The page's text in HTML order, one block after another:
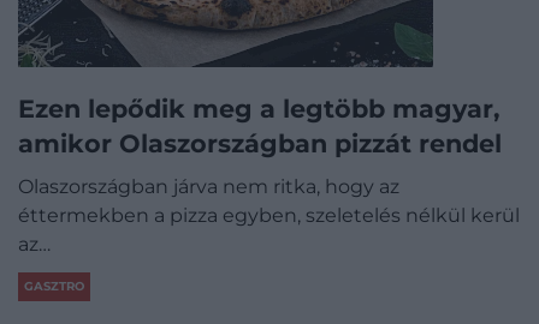
Ezen lepődik meg a legtöbb magyar,
amikor Olaszországban pizzát rendel
Olaszországban járva nem ritka, hogy az
éttermekben a pizza egyben, szeletelés nélkül kerül
az…
GASZTRO